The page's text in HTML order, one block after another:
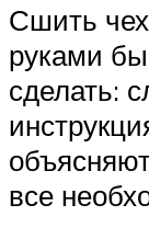
Сшить
руками
сделать:
все